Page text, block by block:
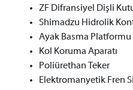
ZF Difransiyel Dişli
Shimadzu Hidrolik
Ayak Basma Platformu
Kol Koruma Aparatı
Poliürethan Teker
Elektromanyetik Fren